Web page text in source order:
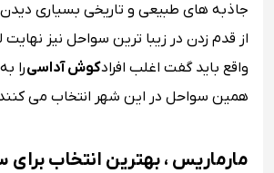
جاذبه های طبیعی و تاریخی بسیاری
از قدم زدن در زیبا ترین سواحل نیز نهایت
واقع باید گفت اغلب افرادکوش آداسیرا
همین سواحل در این شهر انتخاب می
مارماریس ، بهترین انتخاب